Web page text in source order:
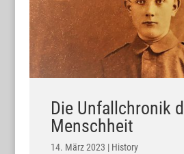
Die Unfallchronik
Menschheit
14. März 2023 | History